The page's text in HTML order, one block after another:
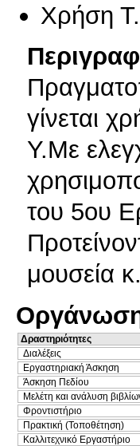
Χρήση
γίνεται
Υ.Με
του 5ου
μουσεία
Δραστηριότητες
Διαλέξεις
Εργαστηριακή Άσκηση
Άσκηση Πεδίου
Μελέτη και ανάλυση
Φροντιστήριο
Πρακτική (Τοποθέτηση)
Καλλιτεχνικό Εργαστήριο